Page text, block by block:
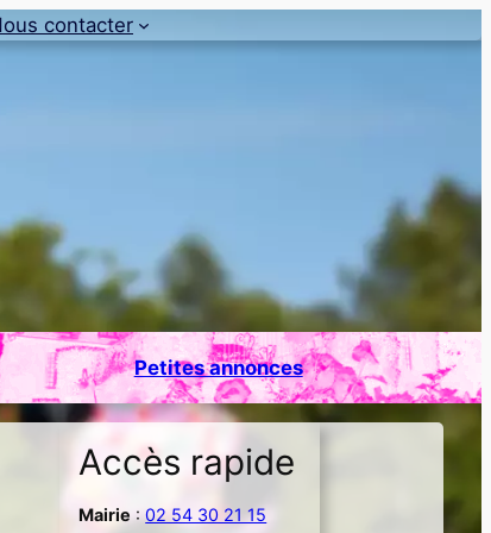
contacter
Petites annonces
Accès rapide
Mairie :02 54 30 21 15